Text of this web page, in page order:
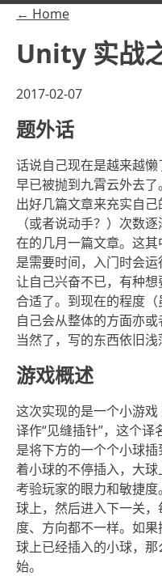
← Home
Unity 实战
2017-02-07
题外话
话说自己现在是越来越
早已被抛到九霄云外去
出好几篇文章来充实自
（或者说动手？）次数
在的几月一篇文章。这
是需要时间，入门时会
让自己兴奋不已，有种
合适了。到现在的程度（
自己会从整体的方面亦或
当然了，写的东西依旧浅
游戏概述
这次实现的是一个小游
译作“见缝插针”，这个
是将下方的一个个小球
着小球的不停插入，大
考验玩家的眼力和敏捷
球上，然后进入下一关
度、方向都不一样。如
球上已经插入的小球，
始。